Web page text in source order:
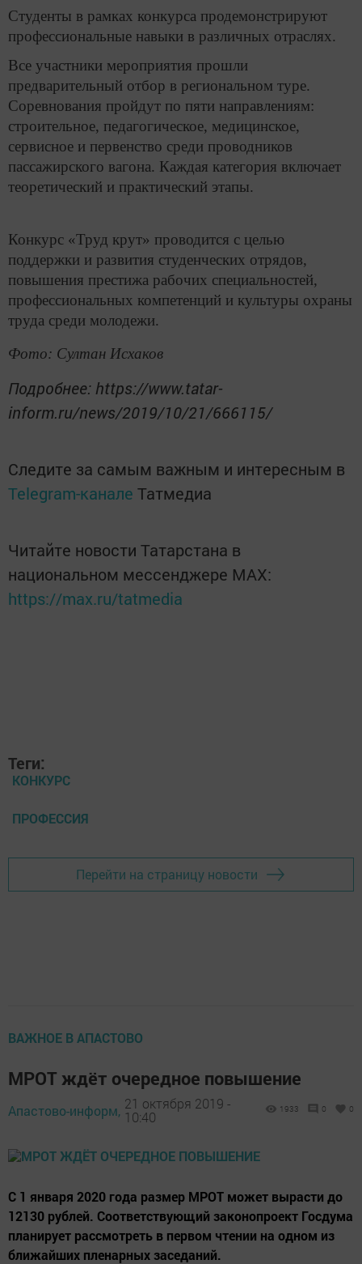
Студенты в рамках конкурса продемонстрируют
профессиональные навыки в различных отраслях.
Все участники мероприятия прошли
предварительный отбор в региональном туре.
Соревнования пройдут по пяти направлениям:
строительное, педагогическое, медицинское,
сервисное и первенство среди проводников
пассажирского вагона. Каждая категория включает
теоретический и практический этапы.
Конкурс «Труд крут» проводится с целью
поддержки и развития студенческих отрядов,
повышения престижа рабочих специальностей,
профессиональных компетенций и культуры охраны
труда среди молодежи.
Фото: Султан Исхаков
Подробнее: https://www.tatar-
inform.ru/news/2019/10/21/666115/
Следите за самым важным и интересным в
Telegram-канале Татмедиа
Читайте новости Татарстана в
национальном мессенджере MАХ:
https://max.ru/tatmedia
Теги:
КОНКУРС
ПРОФЕССИЯ
Перейти на страницу новости
ВАЖНОЕ В АПАСТОВО
МРОТ ждёт очередное повышение
Апастово-информ, 21 октября 2019 -
10:40
1933 0 0
С 1 января 2020 года размер МРОТ может вырасти до
12130 рублей. Соответствующий законопроект Госдума
планирует рассмотреть в первом чтении на одном из
ближайших пленарных заседаний.